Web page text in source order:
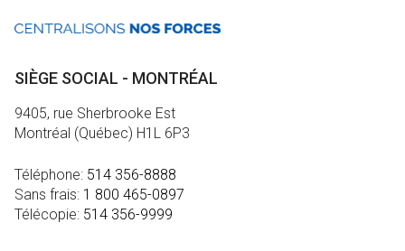
SIÈGE SOCIAL - MONTRÉAL
9405, rue Sherbrooke Est
Montréal (Québec) H1L 6P3
Téléphone: 514 356-8888
Sans frais: 1 800 465-0897
Télécopie: 514 356-9999